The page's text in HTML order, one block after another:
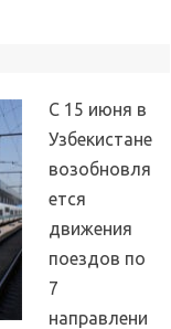
С 15 июня в
Узбекистане
возобновля
ется
движения
поездов по
7
направлени